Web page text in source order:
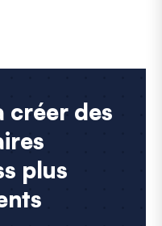
créer des
plus